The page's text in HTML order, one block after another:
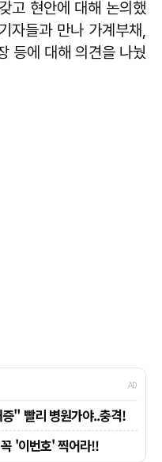
고 현안에 대해 논의했
자들과 만나 가계부채,
등에 대해 의견을 나눴